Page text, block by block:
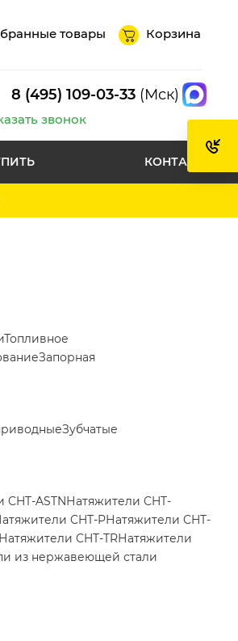
товары Корзина
8 (495) 109-03-33 (Мск)
звонок
КОНТАКТЫ
Топливное
Запорная
Зубчатые
ASTNНатяжители CHT-
CHT-PНатяжители CHT-
Натяжители CHT-TRНатяжители
из нержавеющей стали